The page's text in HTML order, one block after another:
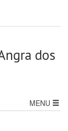
dos
MENU